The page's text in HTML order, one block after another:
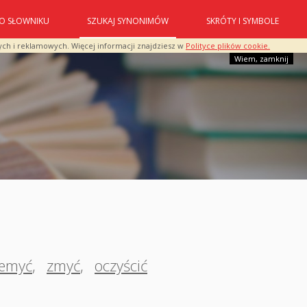
i reklamowych. Więcej informacji znajdziesz w Polityce plików cookie.
Wiem, zamknij
O SŁOWNIKU SZUKAJ SYNONIMÓW SKRÓTY I SYMBOLE
, zmyć, oczyścić